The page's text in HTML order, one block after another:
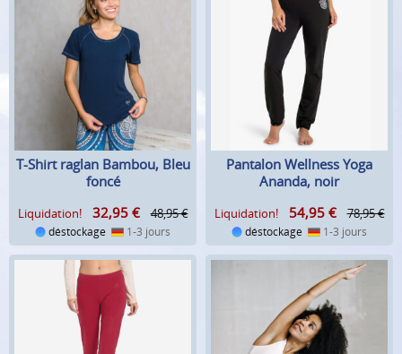
T-Shirt raglan Bambou, Bleu
foncé
Liquidation! 32,95 € 48,95 €
déstockage 1-3 jours
Pantalon Wellness Yoga
Ananda, noir
Liquidation! 54,95 € 78,95 €
déstockage 1-3 jours